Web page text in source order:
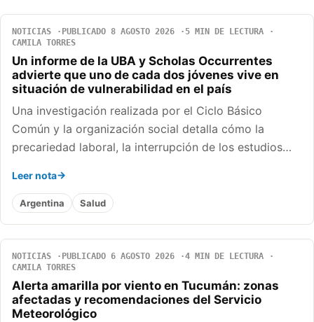
NOTICIAS PUBLICADO 8 AGOSTO 2026
5 MIN DE LECTURA
CAMILA TORRES
Un informe de la UBA y Scholas Occurrentes
advierte que uno de cada dos jóvenes vive en
situación de vulnerabilidad en el país
Una investigación realizada por el Ciclo Básico
Común y la organización social detalla cómo la
precariedad laboral, la interrupción de los estudios…
Leer nota
Argentina Salud
NOTICIAS PUBLICADO 6 AGOSTO 2026
4 MIN DE LECTURA
CAMILA TORRES
Alerta amarilla por viento en Tucumán: zonas
afectadas y recomendaciones del Servicio
Meteorológico